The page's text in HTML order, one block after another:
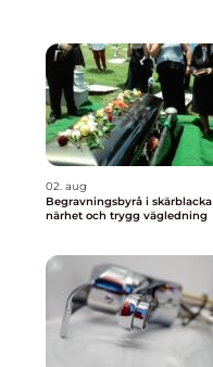
02. aug
Begravningsbyrå i skärblacka stöd,
närhet och trygg vägledning